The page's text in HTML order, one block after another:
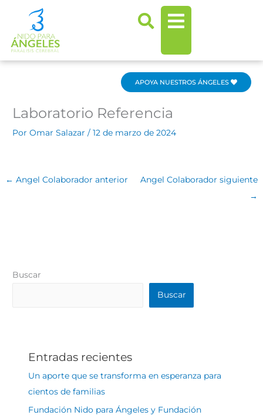
contenido
APOYA NUESTROS ÁNGELES
Laboratorio Referencia
PorOmar Salazar/12 de marzo de 2024
← Angel Colaborador anterior
Angel Colaborador siguiente
→
Buscar
Buscar
Entradas recientes
Un aporte que se transforma en esperanza para
cientos de familias
Fundación Nido para Ángeles y Fundación